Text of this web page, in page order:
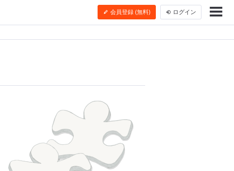
会員登録 (無料) ログイン